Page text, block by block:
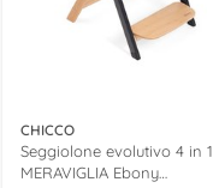
CHICCO
Seggiolone evolutivo 4 in 1
MERAVIGLIA Ebony